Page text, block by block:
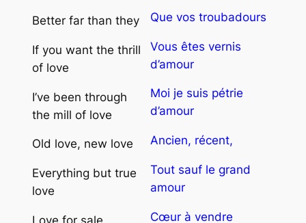
Better far than they
If you want the thrill
of love
I’ve been through
the mill of love
Old love, new love
Everything but true
love
Que vos troubadours
Vous êtes vernis
d’amour
Moi je suis pétrie
d’amour
Ancien, récent,
Tout sauf le grand
amour
Cœur à vendre